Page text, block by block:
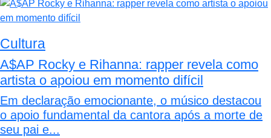
Cultura
A$AP Rocky e Rihanna: rapper revela como
artista o apoiou em momento difícil
Em declaração emocionante, o músico destacou
o apoio fundamental da cantora após a morte de
seu pai e...